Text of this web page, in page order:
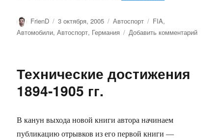
Автор
FrienD Опубликовано
3 октября, 2005 Рубрики
Автоспорт Метки
FIA,
Автомобили,Автоспорт, Германия Добавить комментарийк
Технические достижения
1894-1905 гг.
В канун выхода новой книги автора начинаем
публикацию отрывков из его первой книги —